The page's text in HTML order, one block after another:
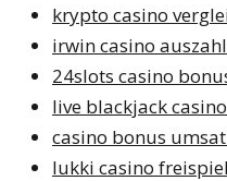
krypto casino
irwin casino
24slots casino
live blackjack casino
casino bonus
lukki casino